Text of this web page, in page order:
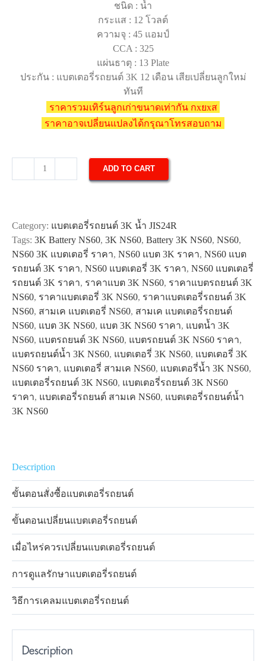
ชนิด : น้ำ
กระแส : 12 โวลต์
ความจุ : 45 แอมป์
CCA : 325
แผ่นธาตุ : 13 Plate
ประกัน : แบตเตอรี่รถยนต์ 3K 12 เดือน เสียเปลี่ยนลูกใหม่
ทันที
ราคารวมเทิร์นลูกเก่าขนาดเท่ากัน กxยxส
ราคาอาจเปลี่ยนแปลงได้กรุณาโทรสอบถาม
quantity
ADD TO CART
Category: แบตเตอรี่รถยนต์ 3K น้ำ JIS24R
Tags: 3K Battery NS60, 3K NS60, Battery 3K NS60, NS60,
NS60 3K แบตเตอรี่ ราคา, NS60 แบต 3K ราคา, NS60 แบต
รถยนต์ 3K ราคา, NS60 แบตเตอรี่ 3K ราคา, NS60 แบตเตอรี่
รถยนต์ 3K ราคา, ราคาแบต 3K NS60, ราคาแบตรถยนต์ 3K
NS60, ราคาแบตเตอรี่ 3K NS60, ราคาแบตเตอรี่รถยนต์ 3K
NS60, สามเค แบตเตอรี่ NS60, สามเค แบตเตอรี่รถยนต์
NS60, แบต 3K NS60, แบต 3K NS60 ราคา, แบตน้ำ 3K
NS60, แบตรถยนต์ 3K NS60, แบตรถยนต์ 3K NS60 ราคา,
แบตรถยนต์น้ำ 3K NS60, แบตเตอรี่ 3K NS60, แบตเตอรี่ 3K
NS60 ราคา, แบตเตอรี่ สามเค NS60, แบตเตอรี่น้ำ 3K NS60,
แบตเตอรี่รถยนต์ 3K NS60, แบตเตอรี่รถยนต์ 3K NS60
ราคา, แบตเตอรี่รถยนต์ สามเค NS60, แบตเตอรี่รถยนต์น้ำ
3K NS60
Description
ขั้นตอนสั่งซื้อแบตเตอรี่รถยนต์
ขั้นตอนเปลี่ยนแบตเตอรี่รถยนต์
เมื่อไหร่ควรเปลี่ยนแบตเตอรี่รถยนต์
การดูแลรักษาแบตเตอรี่รถยนต์
วิธีการเคลมแบตเตอรี่รถยนต์
Description